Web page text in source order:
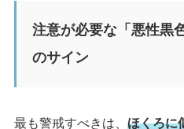
注意が必要な「悪性黒
のサイン
最も警戒すべきは、 ほくろに